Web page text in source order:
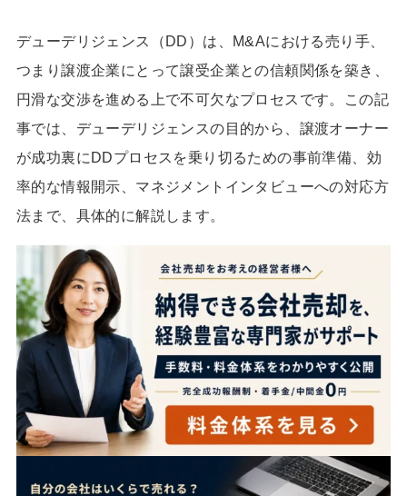
デューデリジェンス（DD）は、M&Aにおける売り手、
つまり譲渡企業にとって譲受企業との信頼関係を築き、
円滑な交渉を進める上で不可欠なプロセスです。この記
事では、デューデリジェンスの目的から、譲渡オーナー
が成功裏にDDプロセスを乗り切るための事前準備、効
率的な情報開示、マネジメントインタビューへの対応方
法まで、具体的に解説します。